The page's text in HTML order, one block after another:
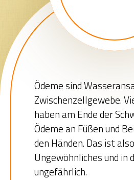
Ödeme sind
Zwischenzellgewebe.
haben am Ende der
Ödeme an Füßen und
den Händen. Das ist
Ungewöhnliches und in
ungefährlich.